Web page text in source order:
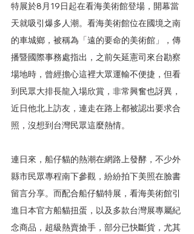
特展於8月19日起在看海美術館登場，開幕當
天就吸引爆多人潮。看海美術館位在國境之南
的車城鄉，被稱為「遠的要命的美術館」，傳
播暨國際事務處指出，之前矢延憲司來台勘察
場地時，曾經擔心這裡大眾運輸不便捷，但看
到民眾大排長龍入場欣賞，非常興奮也訝異，
近日他北上訪友，連走在路上都被認出要求合
照，沒想到台灣民眾這麼熱情。
連日來，船仔貓的熱潮在網路上發酵，不少外
縣市民眾專程南下參觀，紛紛拍下美照在臉書
留言分享。而配合船仔貓特展，看海美術館引
進日本官方船貓扭蛋，以及多款台灣展專屬紀
念商品，超級熱賣搶手，部分已快斷貨，尤其